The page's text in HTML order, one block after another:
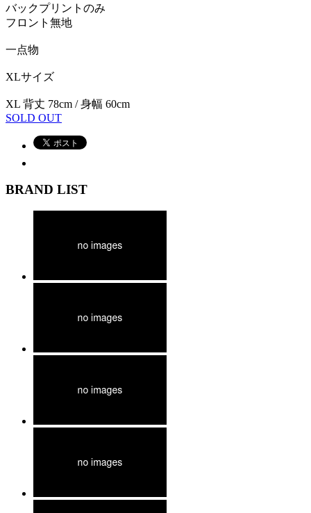
バックプリントのみ
フロント無地
一点物
XLサイズ
XL 背丈 78cm / 身幅 60cm
SOLD OUT
BRAND LIST